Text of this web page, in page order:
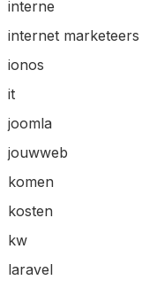
interne
internet marketeers
ionos
it
joomla
jouwweb
komen
kosten
kw
laravel